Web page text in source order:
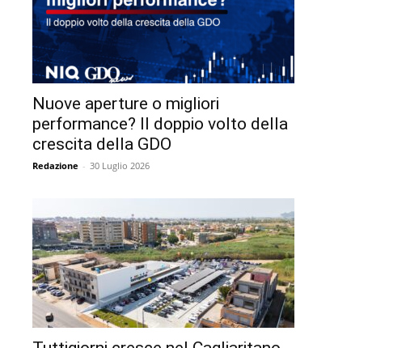
Nuove aperture o migliori
performance? Il doppio volto della
crescita della GDO
Redazione - 30 Luglio 2026